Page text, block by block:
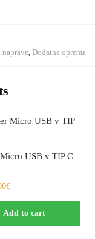
Dodatna oprema
USB v TIP C
€
Add to cart